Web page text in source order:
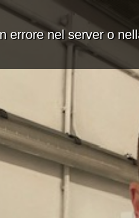
errore nel server o